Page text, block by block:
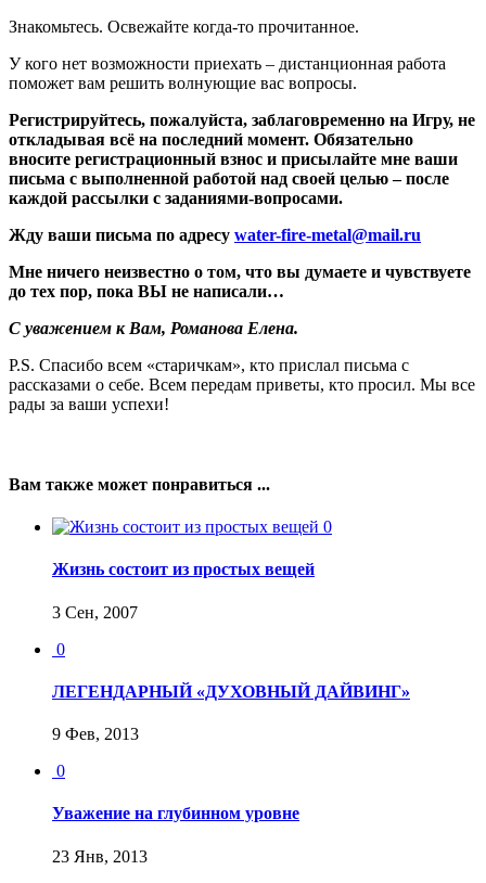
Знакомьтесь. Освежайте когда-то прочитанное.
У кого нет возможности приехать – дистанционная работа
поможет вам решить волнующие вас вопросы.
Регистрируйтесь, пожалуйста, заблаговременно на Игру, не
откладывая всё на последний момент. Обязательно
вносите регистрационный взнос и присылайте мне ваши
письма с выполненной работой над своей целью – после
каждой рассылки с заданиями-вопросами.
Жду ваши письма по адресу water-fire-metal@mail.ru
Мне ничего неизвестно о том, что вы думаете и чувствуете
до тех пор, пока ВЫ не написали…
С уважением к Вам, Романова Елена.
P.S. Спасибо всем «старичкам», кто прислал письма с
рассказами о себе. Всем передам приветы, кто просил. Мы все
рады за ваши успехи!
Вам также может понравиться ...
0
Жизнь состоит из простых вещей
3 Сен, 2007
0
ЛЕГЕНДАРНЫЙ «ДУХОВНЫЙ ДАЙВИНГ»
9 Фев, 2013
0
Уважение на глубинном уровне
23 Янв, 2013